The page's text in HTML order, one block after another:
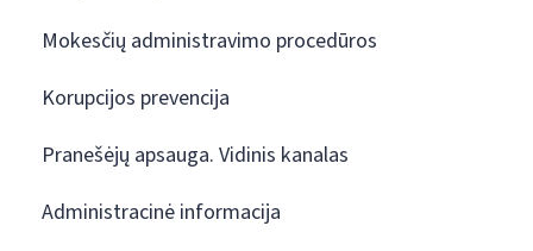
Mokesčių administravimo procedūros
Korupcijos prevencija
Pranešėjų apsauga. Vidinis kanalas
Administracinė informacija